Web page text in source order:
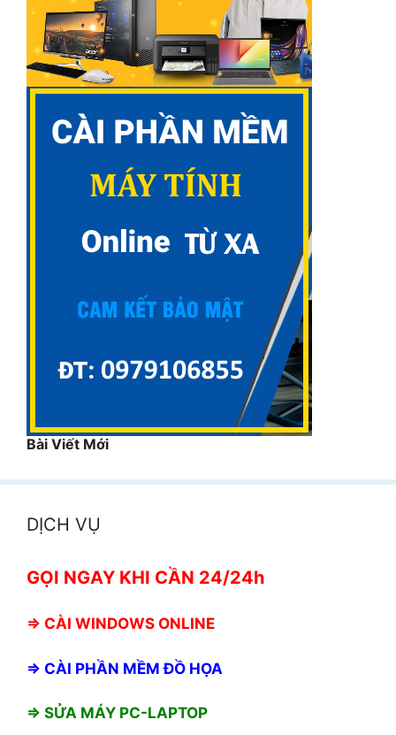
Bài Viết Mới
DỊCH VỤ
GỌI NGAY KHI CẦN 24/24h
⇒ CÀI WINDOWS ONLINE
⇒ CÀI PHẦN MỀM ĐỒ HỌA
⇒ SỬA MÁY PC-LAPTOP